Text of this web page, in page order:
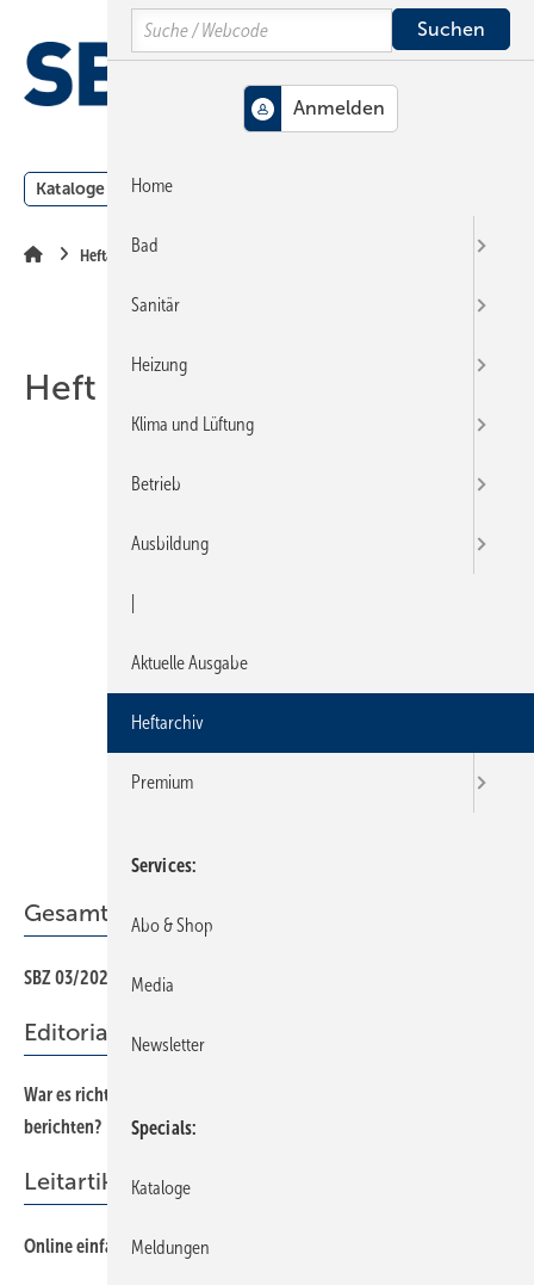
Hauptinhalt
Hauptmenü
SiteSearch
Kataloge Meldungen
Heftarchiv
Heft 03-2023
Gesamt-PDF der Ausgabe
SBZ 03/2023 als PDF
Editorial
Wa r es ric htig, vor ISH-Beginn über Aussteller-Absagen zu
berichten?
Leitartikel
Online einfach Aufmerksamkeit für SHK erregen
Search
Home
Bad
Sanitär
Heizung
Klima und Lüftung
Betrieb
Ausbildung
Aktuelle Ausgabe
Heftarchiv
Premium
Services
Abo & Shop
Media
Newsletter
Specials
Kataloge
Meldungen